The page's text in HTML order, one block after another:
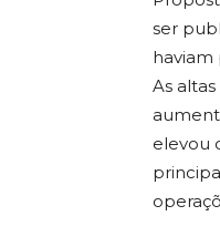
ser
haviam
As
elevou